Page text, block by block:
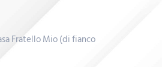
Fratello Mio (di fianco